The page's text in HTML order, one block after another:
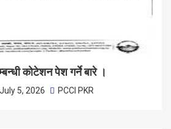
कोटेशन पेश गर्ने बारे ।
July 5, 2026 PCCI PKR